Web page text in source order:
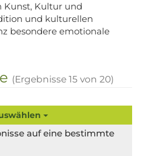
Kunst, Kultur und
und kulturellen
besondere emotionale
(Ergebnisse 15 von 20)
auf eine bestimmte